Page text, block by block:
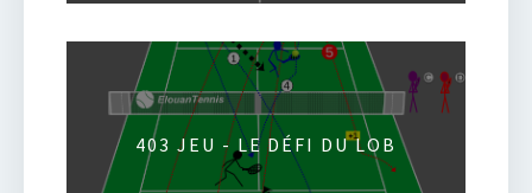
403 JEU - LE DÉFI DU LOB